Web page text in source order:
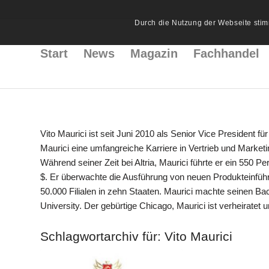
Start News Magazin Fachhandel
Vito Maurici ist seit Juni 2010 als Senior Vice President
Maurici eine umfangreiche Karriere in Vertrieb und
Während seiner Zeit bei Altria, Maurici führte er ein 550
$. Er überwachte die Ausführung von neuen
50.000 Filialen in zehn Staaten. Maurici machte seinen
University. Der gebürtige Chicago, Maurici ist verheiratet
Schlagwortarchiv für: Vito Maurici
Durch die Nutzung der Webseite